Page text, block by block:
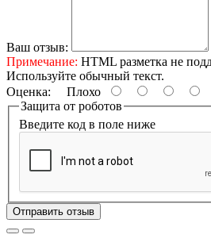
Ваш отзыв:
Примечание: HTML разметка не
Используйте обычный текст.
Оценка: Плохо
Защита от роботов
Введите код в поле ниже
Отправить отзыв